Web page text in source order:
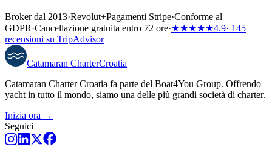
Broker dal 2013·Revolut+Pagamenti Stripe·Conforme al
GDPR·Cancellazione gratuita entro 72 ore·★★★★★4.9· 145
recensioni su TripAdvisor
Catamaran CharterCroatia
Catamaran Charter Croatia fa parte del Boat4You Group. Offrendo
yacht in tutto il mondo, siamo una delle più grandi società di charter.
Inizia ora →
Seguici